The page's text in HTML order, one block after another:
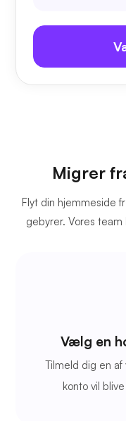
Migrer
Flyt din hjemmeside
gebyrer. Vores
Vælg en
Tilmeld dig en af
konto vil